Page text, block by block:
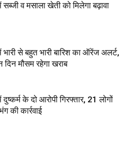
सब्जी व मसाला खेती को मिलेगा बढ़ावा
भारी से बहुत भारी बारिश का ऑरेंज अलर्ट,
मौसम रहेगा खराब
दुष्कर्म के दो आरोपी गिरफ्तार, 21 लोगों
की कार्रवाई